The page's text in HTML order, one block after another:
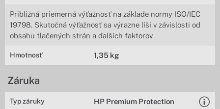
Približná priemerná výťažnosť na základe normy ISO/IEC
19798. Skutočná výťažnosť sa výrazne líši v závislosti od
obsahu tlačených strán a ďalších faktorov
Hmotnosť 1,35 kg
Záruka
Typ záruky HP Premium Protection